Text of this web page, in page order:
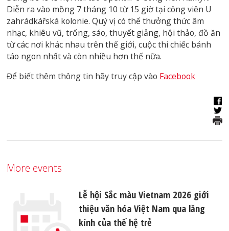
Diễn ra vào mồng 7 tháng 10 từ 15 giờ tại công viên U
zahrádkářská kolonie. Quý vị có thể thưởng thức âm
nhạc, khiêu vũ, trống, sáo, thuyết giảng, hội thảo, đồ ăn
từ các nơi khác nhau trên thế giới, cuộc thi chiếc bánh
táo ngon nhất và còn nhiều hơn thế nữa.
Để biết thêm thông tin hãy truy cập vào Facebook
More events
Lễ hội Sắc màu Vietnam 2026 giới
thiệu văn hóa Việt Nam qua lăng
kính của thế hệ trẻ